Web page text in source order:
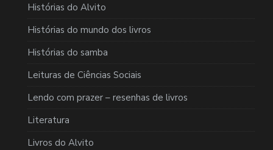
Histórias do Alvito
Histórias do mundo dos livros
Histórias do samba
Leituras de Ciências Sociais
Lendo com prazer – resenhas de livros
Literatura
Livros do Alvito